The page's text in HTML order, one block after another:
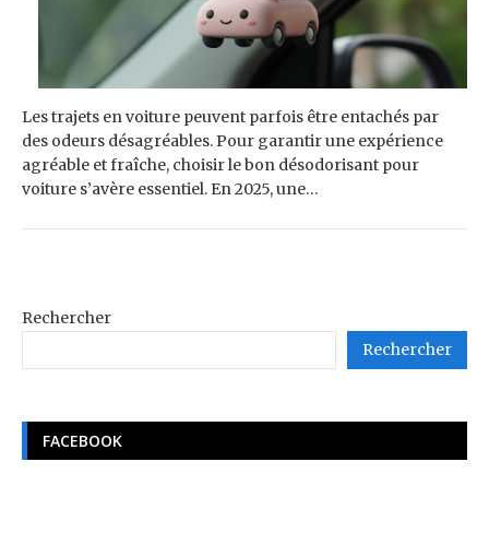
Les trajets en voiture peuvent parfois être entachés par
des odeurs désagréables. Pour garantir une expérience
agréable et fraîche, choisir le bon désodorisant pour
voiture s’avère essentiel. En 2025, une…
Rechercher
Rechercher
FACEBOOK